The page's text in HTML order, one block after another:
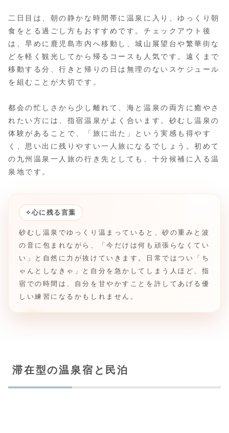
二日目は、朝の静かな時間帯に温泉に入り、ゆっくり朝
食をとる過ごし方もおすすめです。チェックアウト後
は、早めに鹿児島市内へ移動し、城山展望台や繁華街な
どを軽く観光してから帰るコースも人気です。遠くまで
移動する分、行きと帰りの日は無理のないスケジュール
を組むことが大切です。
都会の忙しさから少し離れて、海と温泉の両方に癒やさ
れたい方には、指宿温泉がよく合います。砂むし温泉の
体験があることで、「旅に出た」という実感も得やす
く、思い出に残りやすい一人旅になるでしょう。初めて
の九州温泉一人旅の行き先としても、十分候補に入る温
泉地です。
✧心に残る言葉
砂むし温泉でゆっくり温まっていると、砂の重みと波
の音に包まれながら、「今だけは何も頑張らなくてい
い」と自然に力が抜けていきます。日常ではつい「ち
ゃんとしなきゃ」と自分を急かしてしまう人ほど、指
宿での時間は、自分を甘やかすことを許してあげる優
しい練習になるかもしれません。
滞在型の温泉宿と民泊